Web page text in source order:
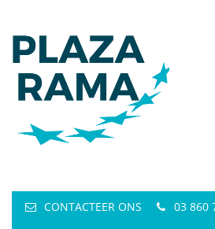
CONTACTEER ONS 03 860